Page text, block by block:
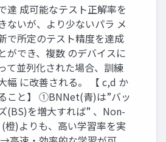
達 成可能なテスト正解率を
ないが、より少ないパラ メ
で所定のテスト精度を達成
ができ、複数 のデバイスに
て並列化された場合、訓練
幅 に改善される。 【 c,d か
こと】 ①BNNet(青)は”バッ
(BS)を増大すれば” 、Non-
橙)よりも、高い学習率を実